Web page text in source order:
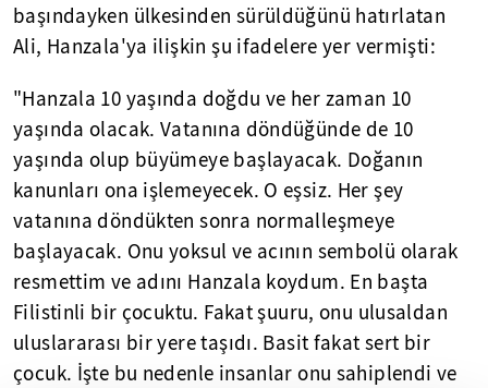
başındayken ülkesinden sürüldüğünü hatırlatan
Ali, Hanzala'ya ilişkin şu ifadelere yer vermişti:
"Hanzala 10 yaşında doğdu ve her zaman 10
yaşında olacak. Vatanına döndüğünde de 10
yaşında olup büyümeye başlayacak. Doğanın
kanunları ona işlemeyecek. O eşsiz. Her şey
vatanına döndükten sonra normalleşmeye
başlayacak. Onu yoksul ve acının sembolü olarak
resmettim ve adını Hanzala koydum. En başta
Filistinli bir çocuktu. Fakat şuuru, onu ulusaldan
uluslararası bir yere taşıdı. Basit fakat sert bir
çocuk. İşte bu nedenle insanlar onu sahiplendi ve